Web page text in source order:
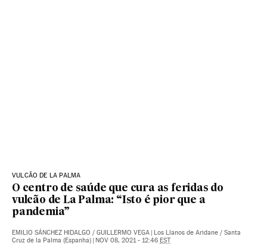
VULCÃO DE LA PALMA
O centro de saúde que cura as feridas do
vulcão de La Palma: “Isto é pior que a
pandemia”
EMILIO SÁNCHEZ HIDALGO / GUILLERMO VEGA | Los Llanos de Aridane / Santa
Cruz de la Palma (Espanha) | NOV 08, 2021 - 12:46 EST